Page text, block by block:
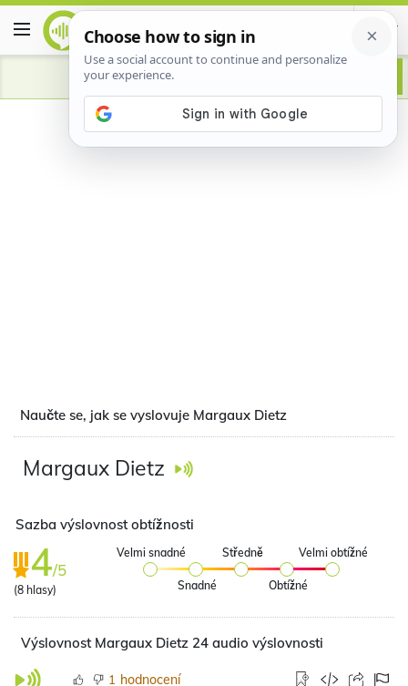
Advertisement
Naučte se, jak se vyslovuje Margaux Dietz
Margaux Dietz
Sazba výslovnost obtížnosti
4/5
(8 hlasy)
Velmi snadné
Snadné
Středně
Obtížné
Velmi obtížné
Výslovnost Margaux Dietz 24 audio výslovnosti
1 hodnocení